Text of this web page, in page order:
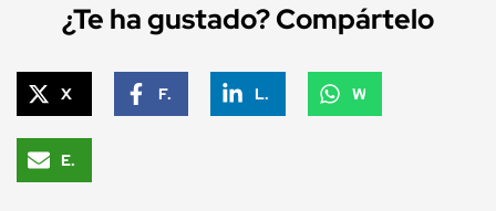
¿Te ha gustado? Compártelo
X Facebook LinkedIn
Email